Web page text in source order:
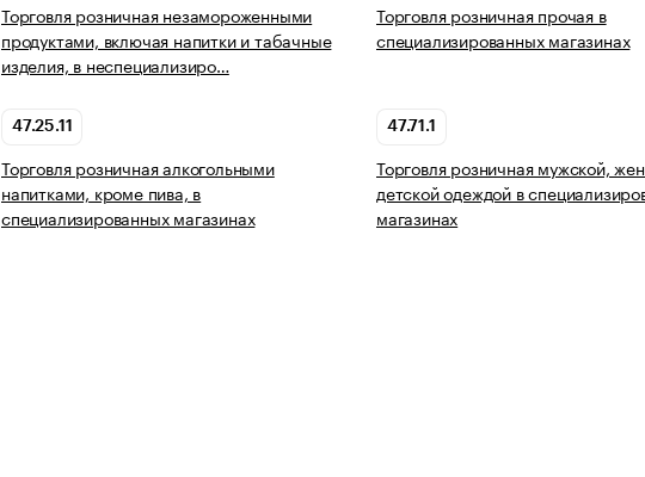
Торговля розничная незамороженными
продуктами, включая напитки и табачные
изделия, в неспециализиро…
Торговля розничная прочая в
специализированных магазинах
47.25.11
Торговля розничная алкогольными
напитками, кроме пива, в
специализированных магазинах
47.71.1
Торговля розничная мужской,
детской одеждой в
магазинах